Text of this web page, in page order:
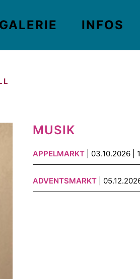
GALERIE INFOS
MUSIK
APPELMARKT | 03.10.2026 |
ADVENTSMARKT |